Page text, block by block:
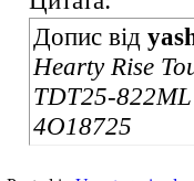
Допис від
Hearty Rise
TDT25-
4O18725